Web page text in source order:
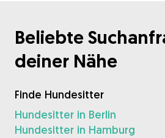
Beliebte
deiner Nähe
Finde Hundesitter
Hundesitter in Berlin
Hundesitter in Hamburg